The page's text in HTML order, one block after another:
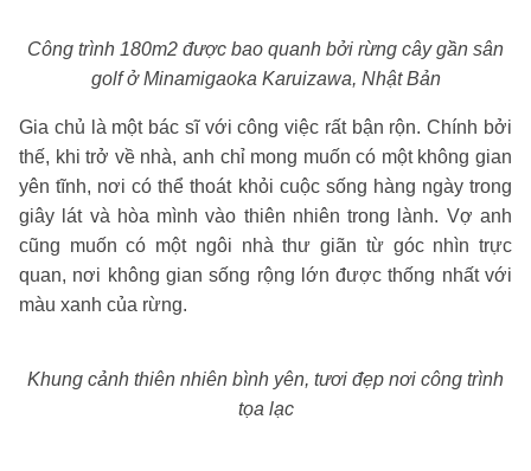
Công trình 180m2 được bao quanh bởi rừng cây gần sân
golf ở Minamigaoka Karuizawa, Nhật Bản
Gia chủ là một bác sĩ với công việc rất bận rộn. Chính bởi
thế, khi trở về nhà, anh chỉ mong muốn có một không gian
yên tĩnh, nơi có thể thoát khỏi cuộc sống hàng ngày trong
giây lát và hòa mình vào thiên nhiên trong lành. Vợ anh
cũng muốn có một ngôi nhà thư giãn từ góc nhìn trực
quan, nơi không gian sống rộng lớn được thống nhất với
màu xanh của rừng.
Khung cảnh thiên nhiên bình yên, tươi đẹp nơi công trình
tọa lạc